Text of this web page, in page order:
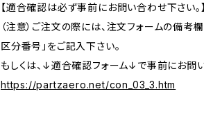
【適合確認は必ず事前にお問い合わせ下さい。】
（注意）ご注文の際には、注文フォームの備考欄
区分番号」をご記入下さい。
もしくは、↓適合確認フォーム↓で事前にお問
https://partzaero.net/con_03_3.htm